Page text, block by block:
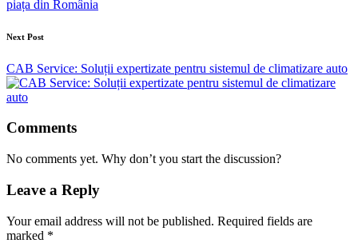
piața din România
Next Post
CAB Service: Soluții expertizate pentru sistemul de climatizare auto
Comments
No comments yet. Why don’t you start the discussion?
Leave a Reply
Your email address will not be published. Required fields are
marked *